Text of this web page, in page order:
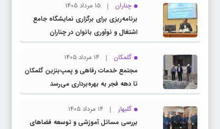
چناران
15 مرداد 1405
برنامه‌ریزی برای برگزاری نمایشگاه جامع
اشتغال و نوآوری بانوان در چناران
گلمکان
14 مرداد 1405
مجتمع خدمات رفاهی و پمپ‌بنزین گلمکان
تا دهه فجر به بهره‌برداری می‌رسد
گلبهار
14 مرداد 1405
بررسی مسائل آموزشی و توسعه فضاهای